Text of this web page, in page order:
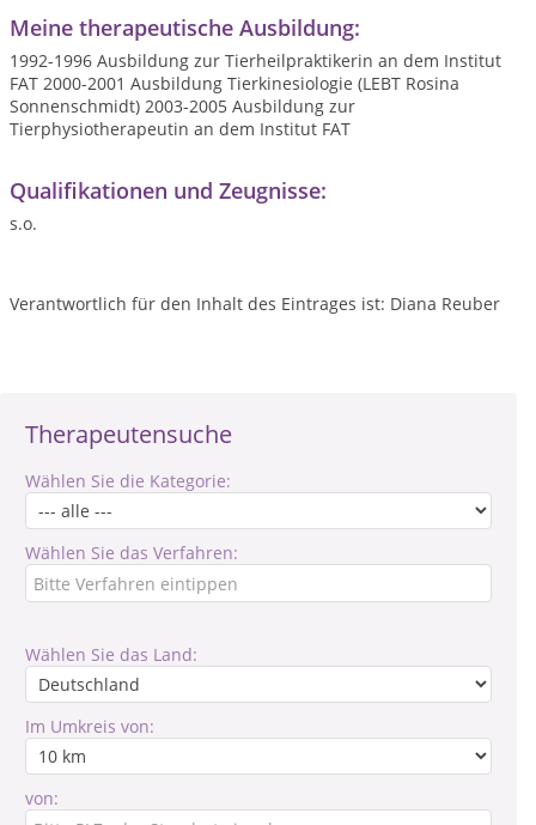
Therapeutensuche
Wählen Sie die Kategorie:
Wählen Sie das Verfahren:
Wählen Sie das Land:
Im Umkreis von:
von:
Meine therapeutische Ausbildung:
1992-1996 Ausbildung zur Tierheilpraktikerin an dem Institut
FAT 2000-2001 Ausbildung Tierkinesiologie (LEBT Rosina
Sonnenschmidt) 2003-2005 Ausbildung zur
Tierphysiotherapeutin an dem Institut FAT
Qualifikationen und Zeugnisse:
s.o.
Verantwortlich für den Inhalt des Eintrages ist: Diana Reuber